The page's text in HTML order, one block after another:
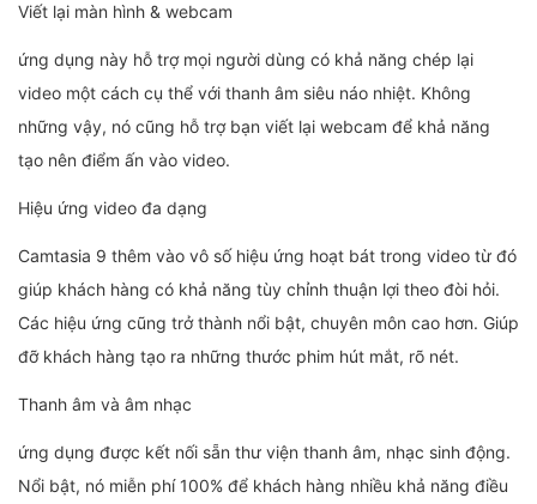
Viết lại màn hình & webcam
ứng dụng này hỗ trợ mọi người dùng có khả năng chép lại
video một cách cụ thể với thanh âm siêu náo nhiệt. Không
những vậy, nó cũng hỗ trợ bạn viết lại webcam để khả năng
tạo nên điểm ấn vào video.
Hiệu ứng video đa dạng
Camtasia 9 thêm vào vô số hiệu ứng hoạt bát trong video từ đó
giúp khách hàng có khả năng tùy chỉnh thuận lợi theo đòi hỏi.
Các hiệu ứng cũng trở thành nổi bật, chuyên môn cao hơn. Giúp
đỡ khách hàng tạo ra những thước phim hút mắt, rõ nét.
Thanh âm và âm nhạc
ứng dụng được kết nối sẵn thư viện thanh âm, nhạc sinh động.
Nổi bật, nó miễn phí 100% để khách hàng nhiều khả năng điều